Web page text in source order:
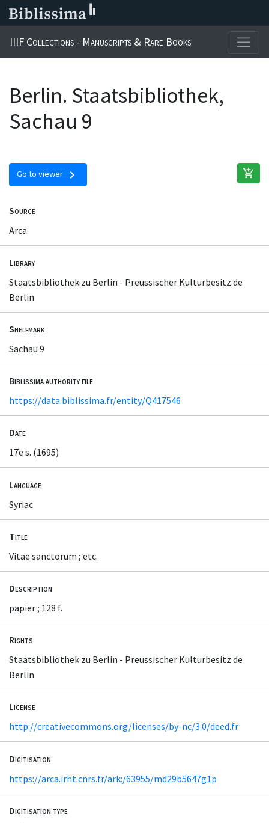
IIIF Collections - Manuscripts & Rare Books
Berlin. Staatsbibliothek,
Sachau 9
Go to viewer chevron_right add_shopping_cart
Source
Arca
Library
Staatsbibliothek zu Berlin - Preussischer Kulturbesitz de
Berlin
Shelfmark
Sachau 9
Biblissima authority file
https://data.biblissima.fr/entity/Q417546
Date
17e s. (1695)
Language
Syriac
Title
Vitae sanctorum ; etc.
Description
papier ; 128 f.
Rights
Staatsbibliothek zu Berlin - Preussischer Kulturbesitz de
Berlin
License
http://creativecommons.org/licenses/by-nc/3.0/deed.fr
Digitisation
https://arca.irht.cnrs.fr/ark:/63955/md29b5647g1p
Digitisation type